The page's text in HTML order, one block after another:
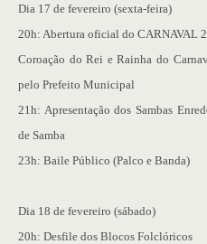
Dia 17 de fevereiro (sexta-feira)
20h: Abertura oficial do CARNAVAL
Coroação do Rei e Rainha do
pelo Prefeito Municipal
21h: Apresentação dos Sambas
de Samba
23h: Baile Público (Palco e Banda)
Dia 18 de fevereiro (sábado)
20h: Desfile dos Blocos Folclóricos